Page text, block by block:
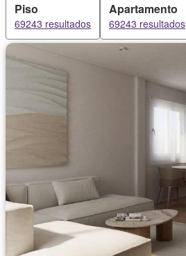
Piso
69243 resultados
Apartamento
69243 resultados